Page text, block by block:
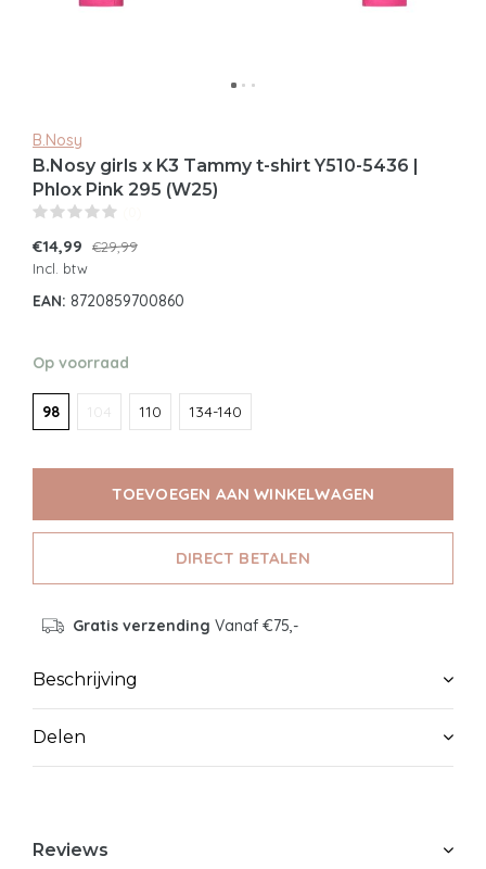
B.Nosy
B.Nosy girls x K3 Tammy t-shirt Y510-5436 |
Phlox Pink 295 (W25)
€14,99
€29,99
Incl. btw
EAN: 8720859700860
Op voorraad
98 104 110 134-140
TOEVOEGEN AAN WINKELWAGEN
DIRECT BETALEN
Gratis verzending Vanaf €75,-
Beschrijving
Delen
Reviews